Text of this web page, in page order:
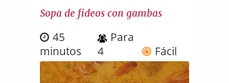
Sopa de fideos con gambas
45
minutos
Para
4
Fácil